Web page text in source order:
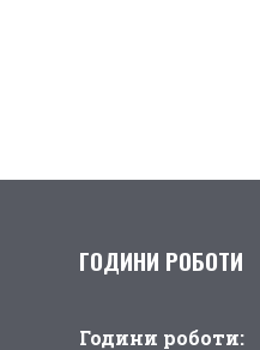
ГОДИНИ РОБОТИ
Години pоботи: